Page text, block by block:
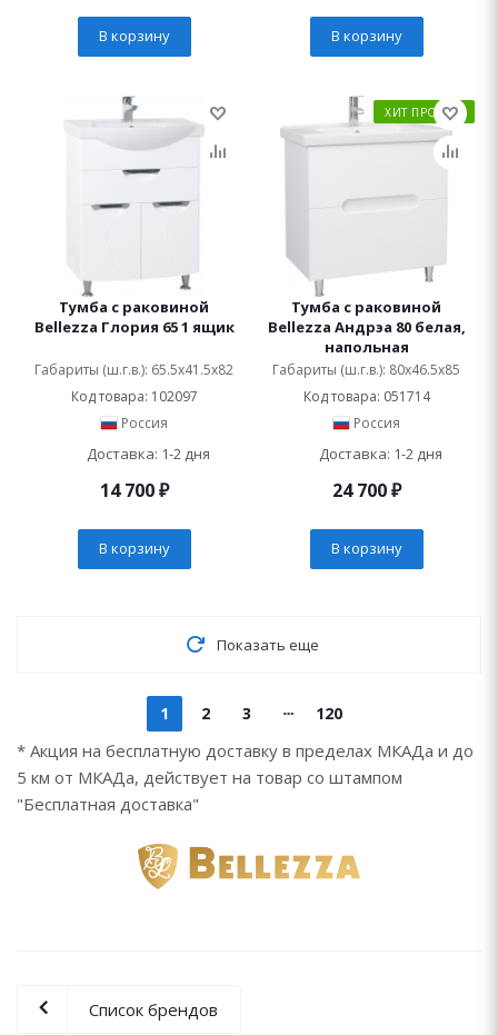
В корзину В корзину
Тумба с раковиной
Bellezza Глория 65 1 ящик
Габариты (ш.г.в.): 65.5x41.5x82
Код товара: 102097
Россия
Доставка: 1-2 дня
14 700₽
В корзину
ХИТ ПРОДАЖ
Тумба с раковиной
Bellezza Андрэа 80 белая,
напольная
Габариты (ш.г.в.): 80x46.5x85
Код товара: 051714
Россия
Доставка: 1-2 дня
24 700₽
В корзину
Показать еще
1 2 3 120
* Акция на бесплатную доставку в пределах МКАДа и до
5 км от МКАДа, действует на товар со штампом
"Бесплатная доставка"
Список брендов